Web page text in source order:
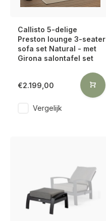
Callisto 5-delige
Preston lounge 3-seater
sofa set Natural - met
Girona salontafel set
€2.199,00
Vergelijk